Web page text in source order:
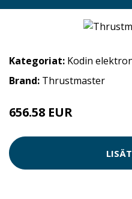
Kategoriat: Kodin
Brand: Thrustmaster
656.58 EUR